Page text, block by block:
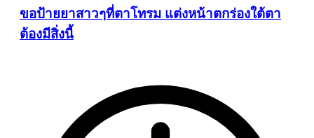
ขอป้ายยาสาวๆที่ตาโทรม แต่งหน้าตกร่องใต้ตา
ต้องมีสิ่งนี้